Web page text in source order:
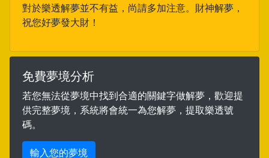
對於樂透解夢並不有益，尚請多加注意。財神解夢，
祝您好夢發大財！
免費夢境分析
若您無法從夢境中找到合適的關鍵字做解夢，歡迎提
供完整夢境，系統將會統一為您解夢，提取樂透號
碼。
輸入您的夢境